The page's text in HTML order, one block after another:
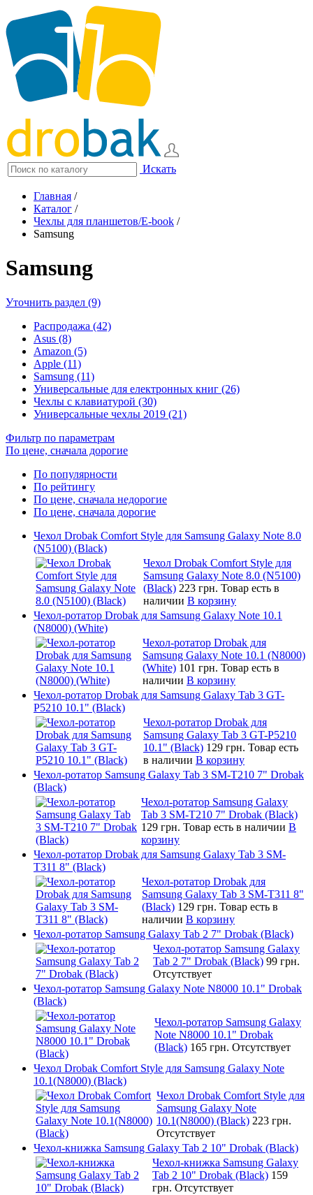
Искать
Главная /
Каталог /
Чехлы для планшетов/E-book /
Samsung
Samsung
Уточнить раздел (9)
Распродажа (42)
Asus (8)
Amazon (5)
Apple (11)
Samsung (11)
Универсальные для електронных книг (26)
Чехлы с клавиатурой (30)
Универсальные чехлы 2019 (21)
Фильтр по параметрам
По цене, сначала дорогие
По популярности
По рейтингу
По цене, сначала недорогие
По цене, сначала дорогие
Чехол Drobak Comfort Style для Samsung Galaxy Note 8.0
(N5100) (Black)
Чехол Drobak Comfort Style для
Samsung Galaxy Note 8.0 (N5100)
(Black) 223 грн. Товар есть в
наличии В корзину
Чехол-ротатор Drobak для Samsung Galaxy Note 10.1
(N8000) (White)
Чехол-ротатор Drobak для
Samsung Galaxy Note 10.1 (N8000)
(White) 101 грн. Товар есть в
наличии В корзину
Чехол-ротатор Drobak для Samsung Galaxy Tab 3 GT-
P5210 10.1" (Black)
Чехол-ротатор Drobak для
Samsung Galaxy Tab 3 GT-P5210
10.1" (Black) 129 грн. Товар есть
в наличии В корзину
Чехол-ротатор Samsung Galaxy Tab 3 SM-T210 7" Drobak
(Black)
Чехол-ротатор Samsung Galaxy
Tab 3 SM-T210 7" Drobak (Black)
129 грн. Товар есть в наличии В
корзину
Чехол-ротатор Drobak для Samsung Galaxy Tab 3 SM-
T311 8" (Black)
Чехол-ротатор Drobak для
Samsung Galaxy Tab 3 SM-T311 8"
(Black) 129 грн. Товар есть в
наличии В корзину
Чехол-ротатор Samsung Galaxy Tab 2 7" Drobak (Black)
Чехол-ротатор Samsung Galaxy
Tab 2 7" Drobak (Black) 99 грн.
Отсутствует
Чехол-ротатор Samsung Galaxy Note N8000 10.1" Drobak
(Black)
Чехол-ротатор Samsung Galaxy
Note N8000 10.1" Drobak
(Black) 165 грн. Отсутствует
Чехол Drobak Comfort Style для Samsung Galaxy Note
10.1(N8000) (Black)
Чехол Drobak Comfort Style для
Samsung Galaxy Note
10.1(N8000) (Black) 223 грн.
Отсутствует
Чехол-книжка Samsung Galaxy Tab 2 10" Drobak (Black)
Чехол-книжка Samsung Galaxy
Tab 2 10" Drobak (Black) 159
грн. Отсутствует